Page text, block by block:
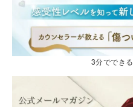
3分ででき